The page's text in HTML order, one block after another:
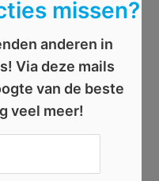
missen?
anderen in
Via deze mails
van de beste
veel meer!